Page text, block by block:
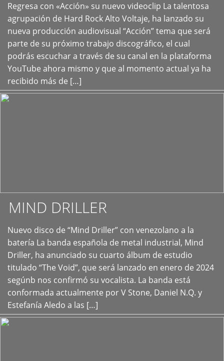
Regresa con «Acción» su nuevo videoclip La talentosa
agrupación de Hard Rock Alto Voltaje, ha lanzado su
nueva producción audiovisual “Acción” tema que será
parte de su próximo trabajo discográfico, el cual
podrás escuchar a través de su canal en la plataforma
YouTube ahora mismo y que al momento actual ya ha
recibido más de […]
+
MIND DRILLER
Nuevo disco de “Mind Driller” con venezolano a la
batería La banda española de metal industrial, Mind
Driller, ha anunciado su cuarto álbum de estudio
titulado “The Void”, que será lanzado en enero de 2024
segúnb nos confirmó su vocalista. La banda está
conformada actualmente por V Stone, Daniel N.Q. y
Estefanía Aledo a las […]
+